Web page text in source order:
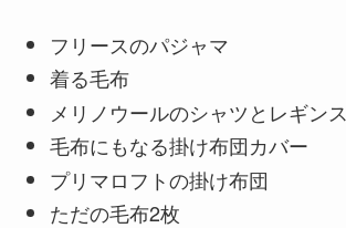
フリースのパジャマ
着る毛布
メリノウールのシャツとレギンス
毛布にもなる掛け布団カバー
プリマロフトの掛け布団
ただの毛布2枚